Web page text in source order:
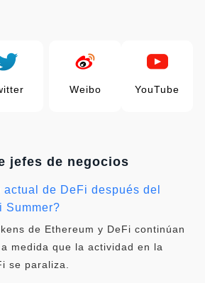
Weibo YouTube
jefes de negocios
de DeFi después del
Summer?
de Ethereum y DeFi continúan
medida que la actividad en la
se paraliza.